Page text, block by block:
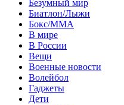
Безумный мир
Биатлон/Лыжи
Бокс/MMA
В мире
В России
Вещи
Военные новости
Волейбол
Гаджеты
Дети